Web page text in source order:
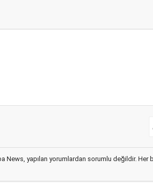
yapılan yorumlardan sorumlu değildir. Her